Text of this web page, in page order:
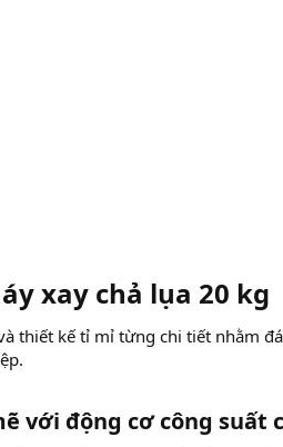
xay chả lụa 20 kg
thiết kế tỉ mỉ từng chi tiết nhằm
với động cơ công suất